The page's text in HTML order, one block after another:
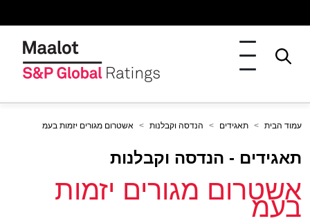
עמוד הבית תאגידים הנדסה וקבלנות אשטרום מגורים יזמות בעמ
תאגידים - הנדסה וקבלנות
אשטרום מגורים יזמות
בעמ